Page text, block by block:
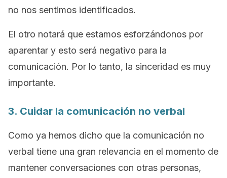
no nos sentimos identificados.
El otro notará que estamos esforzándonos por
aparentar y esto será negativo para la
comunicación. Por lo tanto, la sinceridad es muy
importante.
3. Cuidar la comunicación no verbal
Como ya hemos dicho que la comunicación no
verbal tiene una gran relevancia en el momento de
mantener conversaciones con otras personas,